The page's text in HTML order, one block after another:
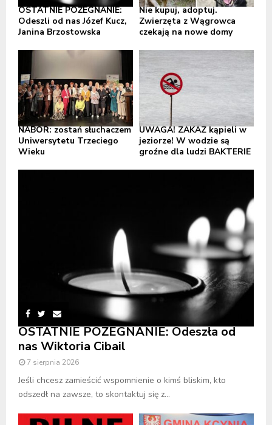
OSTATNIE POŻEGNANIE:
Odeszli od nas Józef Kucz,
Janina Brzostowska
Nie kupuj, adoptuj.
Zwierzęta z Wągrowca
czekają na nowe domy
NABÓR: zostań słuchaczem
Uniwersytetu Trzeciego
Wieku
UWAGA! ZAKAZ kąpieli w
jeziorze! W wodzie są
groźne dla ludzi BAKTERIE
OSTATNIE POŻEGNANIE: Odeszła od
nas Wiktoria Cibail
7 sierpnia 2026
Jeśli chcesz zamieścić wspomnienie o kimś bliskim, kto
odszedł na zawsze, to skontaktuj się z...